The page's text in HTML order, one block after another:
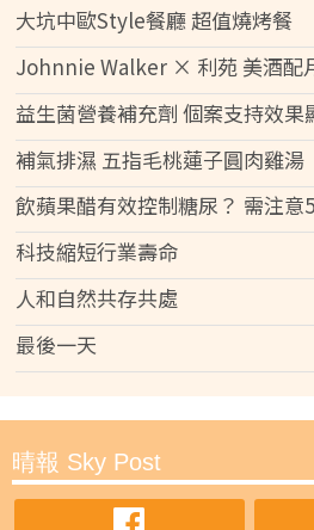
大坑中歐Style餐廳 超值燒烤餐
Johnnie Walker × 利苑 美酒配
益生菌營養補充劑 個案支持效果
補氣排濕 五指毛桃蓮子圓肉雞湯
飲蘋果醋有效控制糖尿？ 需注意
科技縮短行業壽命
人和自然共存共處
最後一天
晴報 Sky Post